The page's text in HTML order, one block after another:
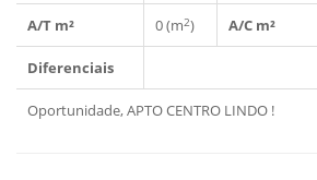
A/T m² 0 (m2) A/C m²
Diferenciais
Oportunidade, APTO CENTRO LINDO !